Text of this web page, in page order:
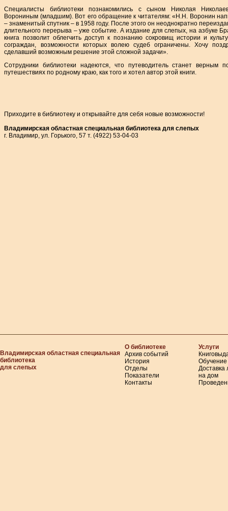
Специалисты библиотеки познакомились с сыном Николая
Ворониным (младшим). Вот его обращение к читателям: «Н.Н. Воронин
– знаменитый спутник – в 1958 году. После этого он неоднократно
длительного перерыва – уже событие. А издание для слепых, на азбуке
книга позволит облегчить доступ к познанию сокровищ истории и
сограждан, возможности которых волею судеб ограничены. Хочу
сделавший возможным решение этой сложной задачи».
Сотрудники библиотеки надеются, что путеводитель станет верным
путешествиях по родному краю, как того и хотел автор этой книги.
Приходите в библиотеку и открывайте для себя новые возможности!
Владимирская областная специальная библиотека для слепых
г. Владимир, ул. Горького, 57 т. (4922) 53-04-03
Владимирская областная специальная
библиотека
для слепых
О библиотеке
Архив событий
История
Отделы
Показатели
Контакты
Услуги
Обучение
Доставка
на дом